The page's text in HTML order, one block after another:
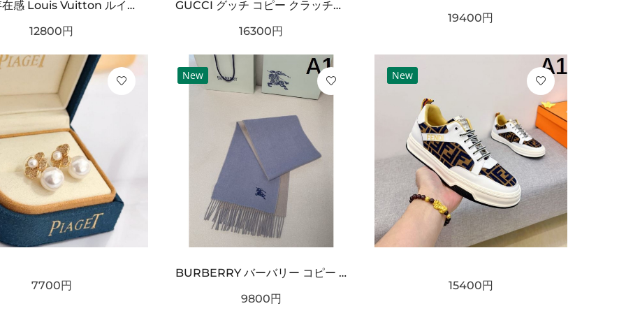
タフ 存在感 Louis Vuitton ルイヴィトン コピー ベルト ブラックチェック型押しレザー シルバーバックル 厚みある仕様 ストリート映えデザイン
12800円
GUCCI グッチ コピー クラッチバッグ GGスプリームキャンバス スリムフォルム フラップデザイン リストストラップ付き 軽量設計
16300円
19400円
7700円
New
BURBERRY バーバリー コピー マフラー ライトブルー×グレー配色 ワンポイント騎士刺繍 フリンジ仕上げ 柔らかウール素材 上品な印象
9800円
New
15400円